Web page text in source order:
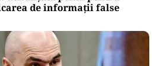
de informații false